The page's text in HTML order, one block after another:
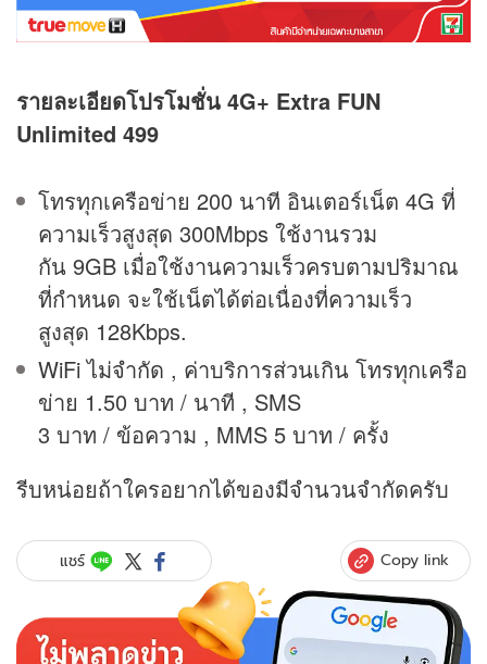
รายละเอียดโปรโมชั่น 4G+ Extra FUN
Unlimited 499
โทรทุกเครือข่าย 200 นาที อินเตอร์เน็ต 4G ที่
ความเร็วสูงสุด 300Mbps ใช้งานรวม
กัน 9GB เมื่อใช้งานความเร็วครบตามปริมาณ
ที่กำหนด จะใช้เน็ตได้ต่อเนื่องที่ความเร็ว
สูงสุด 128Kbps.
WiFi ไม่จำกัด , ค่าบริการส่วนเกิน โทรทุกเครือ
ข่าย 1.50 บาท / นาที , SMS
3 บาท / ข้อความ , MMS 5 บาท / ครั้ง
รีบหน่อยถ้าใครอยากได้ของมีจำนวนจำกัดครับ
แชร์ Copy link